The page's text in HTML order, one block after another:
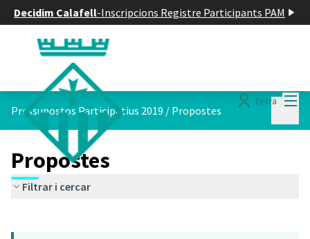
Decidim Calafell-Inscripcions Registre Participants PAM
Entra
Pressupostos Participatius 2019 / Propostes
Propostes
Filtrar i cercar